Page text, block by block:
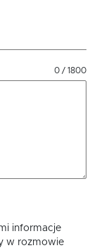
0 / 1800
informacje
w rozmowie